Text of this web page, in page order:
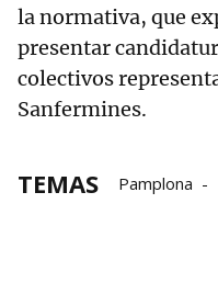
la normativa, que
presentar
colectivos
Sanfermines.
TEMAS Pamplona